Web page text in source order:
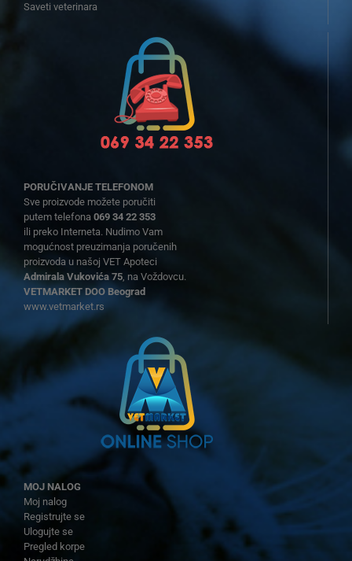
Saveti veterinara
PORUČIVANJE TELEFONOM
Sve proizvode možete poručiti
putem telefona 069 34 22 353
ili preko Interneta. Nudimo Vam
mogućnost preuzimanja poručenih
proizvoda u našoj VET Apoteci
Admirala Vukovića 75, na Voždovcu.
VETMARKET DOO Beograd
www.vetmarket.rs
MOJ NALOG
Moj nalog
Registrujte se
Ulogujte se
Pregled korpe